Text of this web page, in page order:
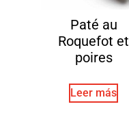
Paté au
Roquefot et
poires
Leer más